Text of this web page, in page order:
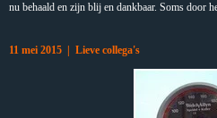
nu behaald en zijn blij en dankbaar. Soms door
11 mei 2015 | Lieve collega's